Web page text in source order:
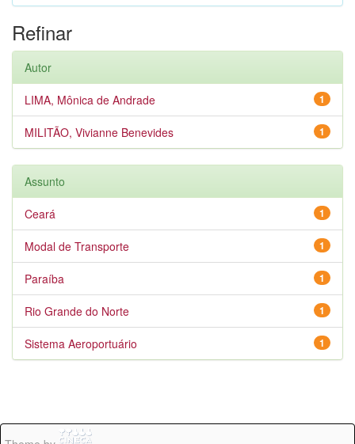
Refinar
Autor
1
LIMA, Mônica de Andrade
1
MILITÃO, Vivianne Benevides
Assunto
1
Ceará
1
Modal de Transporte
1
Paraíba
1
Rio Grande do Norte
1
Sistema Aeroportuário